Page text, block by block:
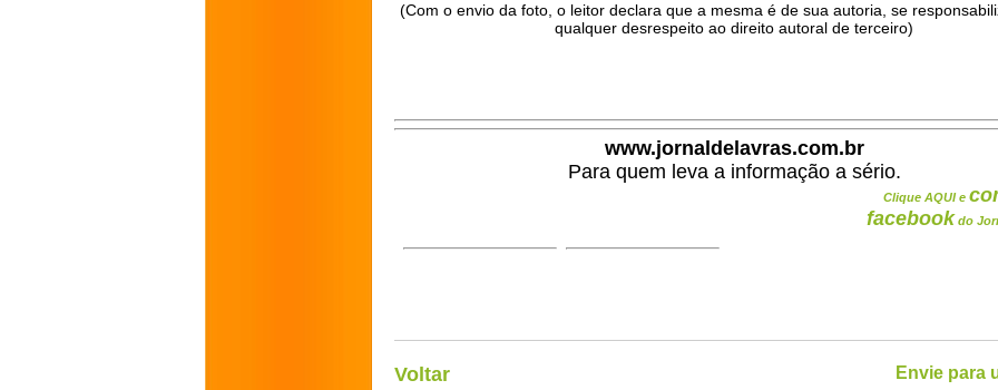
(Com o envio da foto, o leitor declara que a mesma é de sua autoria, se
qualquer desrespeito ao direito autoral de terceiro)
www.jornaldelavras.com.br
Para quem leva a informação a sério.
Clique AQUI e
facebook do
Voltar Envie para